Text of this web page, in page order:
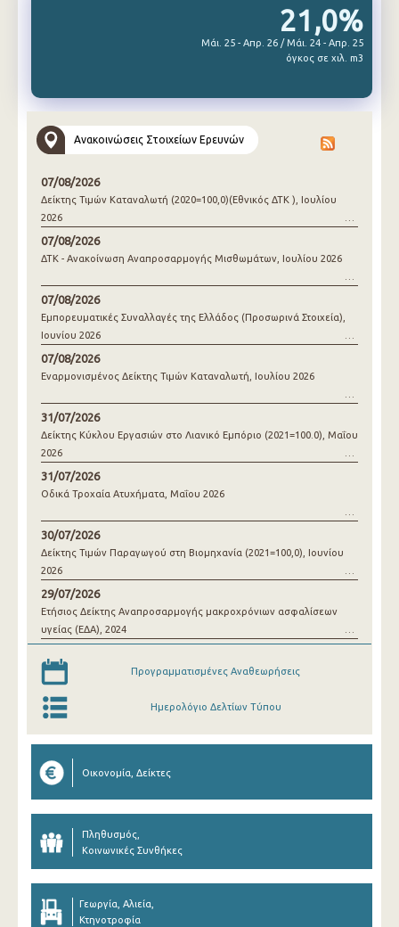
21,0%
Μάι. 25 - Απρ. 26 / Μάι. 24 - Απρ. 25
όγκος σε χιλ. m3
Ανακοινώσεις Στοιχείων Ερευνών
07/08/2026
Δείκτης Τιμών Καταναλωτή (2020=100,0)(Εθνικός ΔΤΚ ), Ιουλίου
2026
07/08/2026
ΔΤΚ - Ανακοίνωση Αναπροσαρμογής Μισθωμάτων, Ιουλίου 2026
07/08/2026
Εμπορευματικές Συναλλαγές της Ελλάδος (Προσωρινά Στοιχεία),
Ιουνίου 2026
07/08/2026
Εναρμονισμένος Δείκτης Τιμών Καταναλωτή, Ιουλίου 2026
31/07/2026
Δείκτης Κύκλου Εργασιών στο Λιανικό Εμπόριο (2021=100.0), Μαΐου
2026
31/07/2026
Οδικά Τροχαία Ατυχήματα, Μαΐου 2026
30/07/2026
Δείκτης Τιμών Παραγωγού στη Βιομηχανία (2021=100,0), Ιουνίου
2026
29/07/2026
Ετήσιος Δείκτης Αναπροσαρμογής μακροχρόνιων ασφαλίσεων
υγείας (ΕΔΑ), 2024
Προγραμματισμένες Αναθεωρήσεις
Ημερολόγιο Δελτίων Τύπου
Οικονομία, Δείκτες
Πληθυσμός,
Κοινωνικές Συνθήκες
Γεωργία, Αλιεία,
Κτηνοτροφία